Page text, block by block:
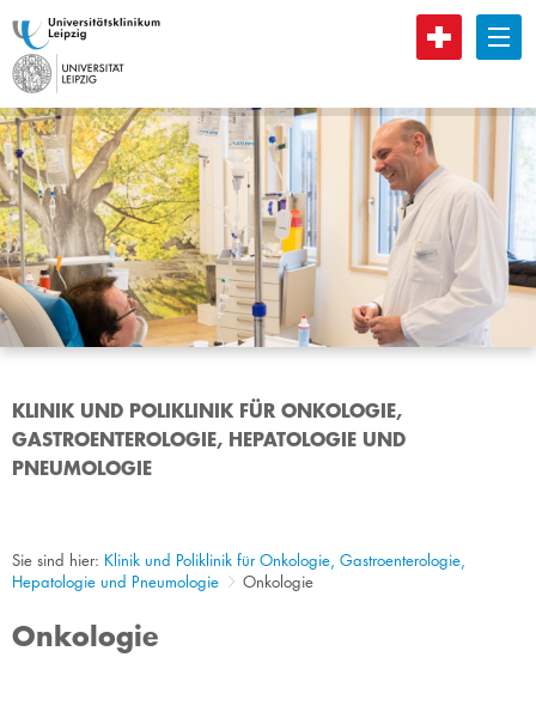
B
KLINIK UND POLIKLINIK FÜR ONKOLOGIE,
GASTROENTEROLOGIE, HEPATOLOGIE UND
PNEUMOLOGIE
Sie sind hier: Klinik und Poliklinik für Onkologie, Gastroenterologie,
Hepatologie und Pneumologie
Onkologie
Onkologie